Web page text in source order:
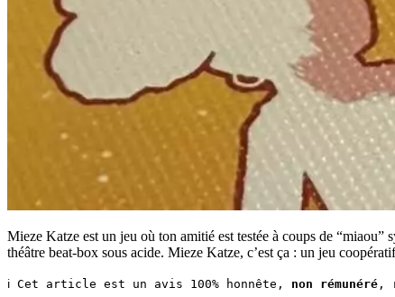
Mieze Katze est un jeu où ton amitié est testée à coups de
théâtre beat-box sous acide. Mieze Katze, c’est ça : un jeu
ℹ️ Cet article est un avis 100% honnête, non rémunéré ,